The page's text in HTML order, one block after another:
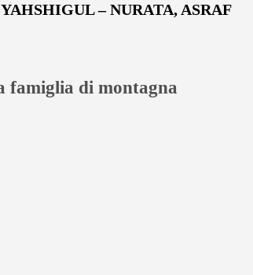
– NURATA, ASRAF
famiglia di montagna